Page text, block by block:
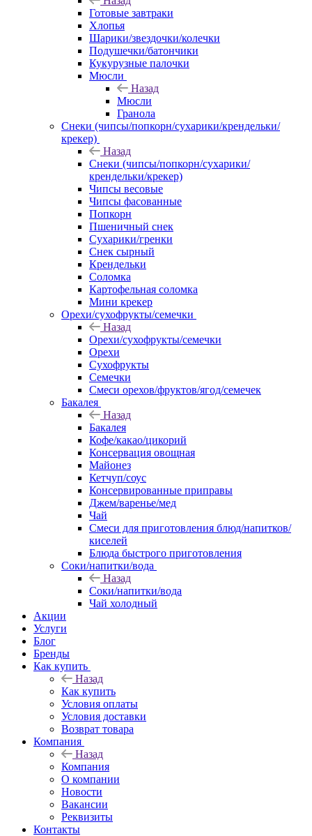
Готовые завтраки
Хлопья
Шарики/звездочки/колечки
Подушечки/батончики
Кукурузные палочки
Мюсли
Назад
Мюсли
Гранола
Снеки (чипсы/попкорн/сухарики/крендельки/
крекер)
Назад
Снеки (чипсы/попкорн/сухарики/
крендельки/крекер)
Чипсы весовые
Чипсы фасованные
Попкорн
Пшеничный снек
Сухарики/гренки
Снек сырный
Крендельки
Соломка
Картофельная соломка
Мини крекер
Орехи/сухофрукты/семечки
Назад
Орехи/сухофрукты/семечки
Орехи
Сухофрукты
Семечки
Смеси орехов/фруктов/ягод/семечек
Бакалея
Назад
Бакалея
Кофе/какао/цикорий
Консервация овощная
Майонез
Кетчуп/соус
Консервированные приправы
Джем/варенье/мед
Чай
Смеси для приготовления блюд/напитков/
киселей
Блюда быстрого приготовления
Соки/напитки/вода
Назад
Соки/напитки/вода
Чай холодный
Акции
Услуги
Блог
Бренды
Как купить
Назад
Как купить
Условия оплаты
Условия доставки
Возврат товара
Компания
Назад
Компания
О компании
Новости
Вакансии
Реквизиты
Контакты